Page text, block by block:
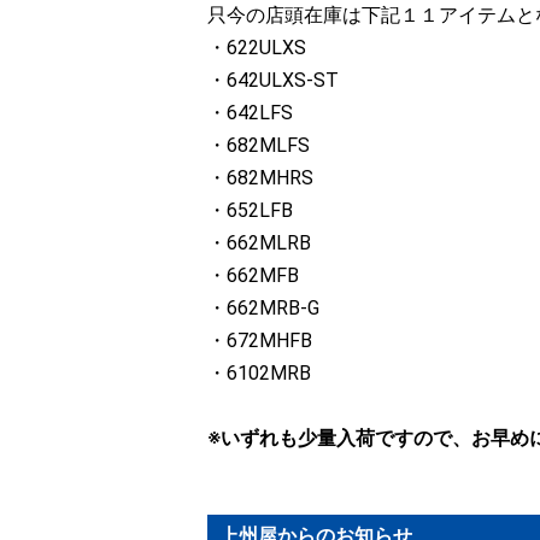
只今の店頭在庫は下記１１アイテムと
・622ULXS
・642ULXS-ST
・642LFS
・682MLFS
・682MHRS
・652LFB
・662MLRB
・662MFB
・662MRB-G
・672MHFB
・6102MRB
※いずれも少量入荷ですので、お早め